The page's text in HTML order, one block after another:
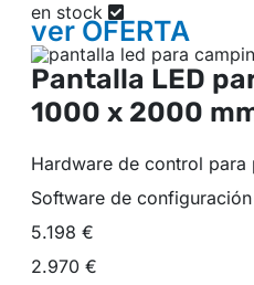
en stock
verOFERTA
Pantalla LED
1000 x 2000
Hardware de control para
Software de
5.198 €
2.970 €